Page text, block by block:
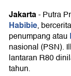
Jakarta-Putra
Habibie,
penumpang atau
nasional (PSN).
lantaran R80
tahun.